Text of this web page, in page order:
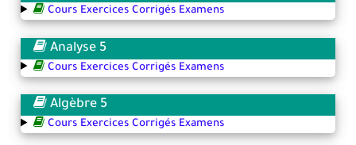
Cours Exercices Corrigés Examens
Analyse 5
Cours Exercices Corrigés Examens
Algèbre 5
Cours Exercices Corrigés Examens